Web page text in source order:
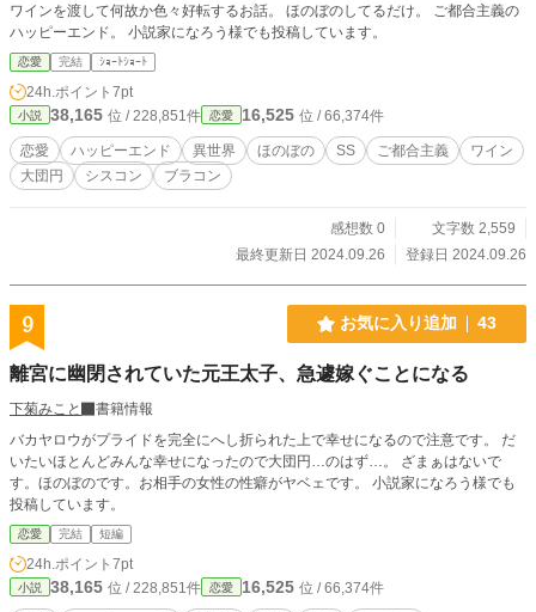
ワインを渡して何故か色々好転するお話。 ほのぼのしてるだけ。 ご都合主義の
ハッピーエンド。 小説家になろう様でも投稿しています。
恋愛 完結 ｼｮｰﾄｼｮｰﾄ
24h.ポイント 7pt
小説 38,165 位 / 228,851件 恋愛 16,525 位 / 66,374件
恋愛 ハッピーエンド 異世界 ほのぼの SS ご都合主義
ワイン
大団円
シスコン ブラコン
感想数 0
文字数 2,559
最終更新日 2024.09.26
登録日 2024.09.26
9 お気に入り追加 43
離宮に幽閉されていた元王太子、急遽嫁ぐことになる
下菊みこと
書籍情報
バカヤロウがプライドを完全にへし折られた上で幸せになるので注意です。 だ
いたいほとんどみんな幸せになったので大団円…のはず…。 ざまぁはないで
す。ほのぼのです。お相手の女性の性癖がヤベェです。 小説家になろう様でも
投稿しています。
恋愛 完結 短編
24h.ポイント 7pt
小説 38,165 位 / 228,851件 恋愛 16,525 位 / 66,374件